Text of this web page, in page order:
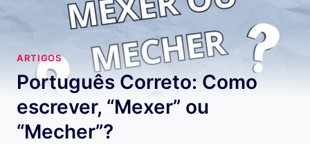
ARTIGOS
Português Correto: Como
escrever, “Mexer” ou
“Mecher”?